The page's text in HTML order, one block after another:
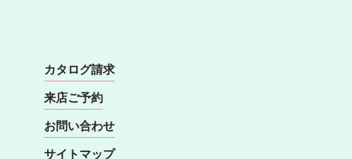
カタログ請求
来店ご予約
お問い合わせ
サイトマップ